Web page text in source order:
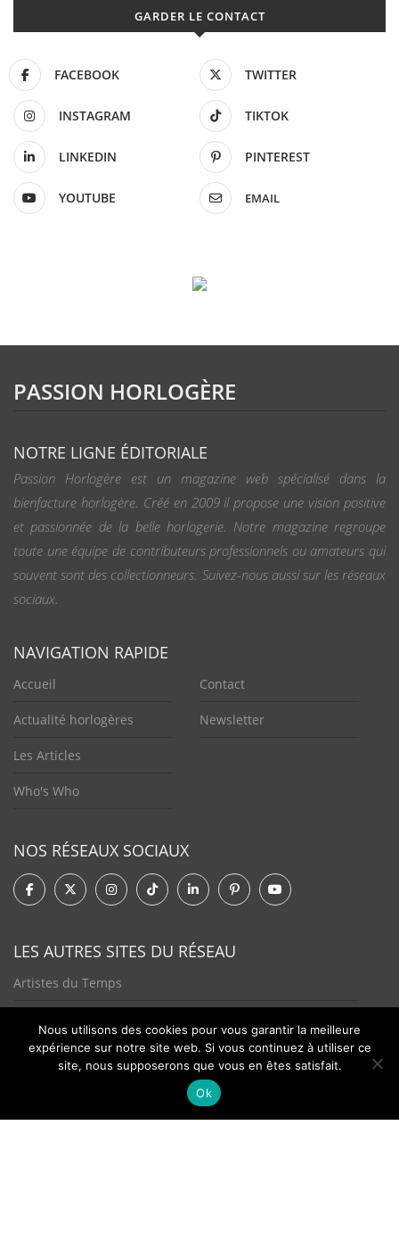
GARDER LE CONTACT
FACEBOOK TWITTER
INSTAGRAM TIKTOK
LINKEDIN PINTEREST
YOUTUBE EMAIL
PASSION HORLOGÈRE
NOTRE LIGNE ÉDITORIALE
Passion Horlogère est un magazine web spécialisé dans la
bienfacture horlogère. Créé en 2009 il propose une vision positive
et passionnée de la belle horlogerie. Notre magazine regroupe
toute une équipe de contributeurs professionnels ou amateurs qui
souvent sont des collectionneurs. Suivez-nous aussi sur les réseaux
sociaux.
NAVIGATION RAPIDE
Accueil
Actualité horlogères
Les Articles
Who's Who
Contact
Newsletter
NOS RÉSEAUX SOCIAUX
LES AUTRES SITES DU RÉSEAU
Artistes du Temps
Nous utilisons des cookies pour vous garantir la meilleure
expérience sur notre site web. Si vous continuez à utiliser ce
site, nous supposerons que vous en êtes satisfait.
Ok